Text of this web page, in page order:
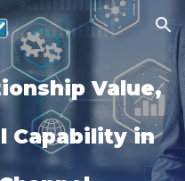
Skip to navigation
Value,
Capability in